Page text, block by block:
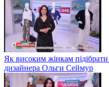
Як високим жінкам
дизайнера Ольги Сеймур